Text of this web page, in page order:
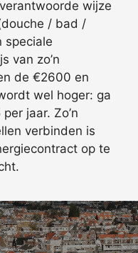
wijze
/ bad /
speciale
van zo’n
de €2600 en
wel hoger: ga
jaar. Zo’n
verbinden is
op te